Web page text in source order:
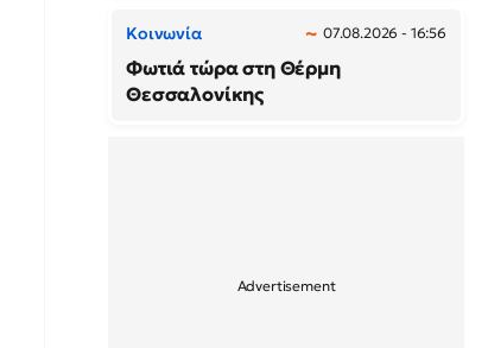
Κοινωνία 07.08.2026 - 16:56
Φωτιά τώρα στη Θέρμη
Θεσσαλονίκης